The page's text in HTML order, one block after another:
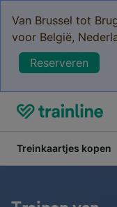
Van Brussel tot
voor België,
Reserveren
Treinkaartjes kopen